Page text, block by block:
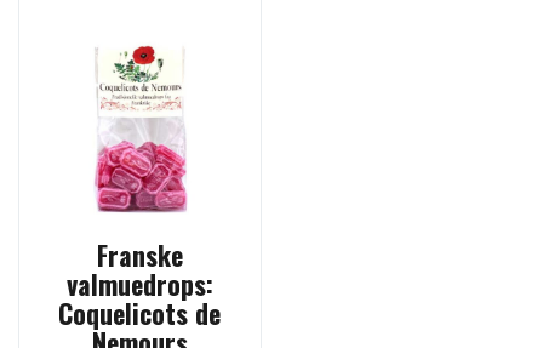
Franske
valmuedrops:
Coquelicots de